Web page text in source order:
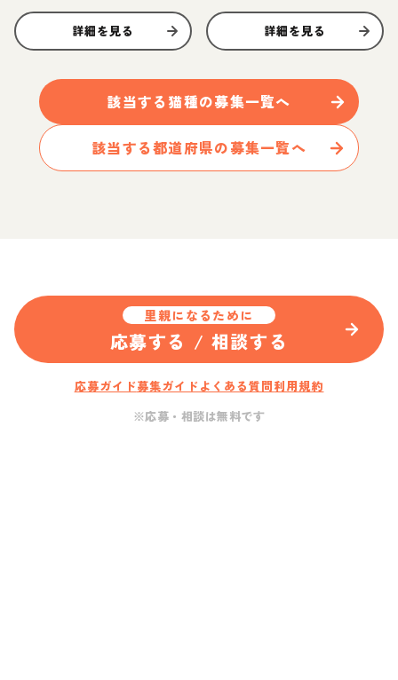
詳細を見る 詳細を見る
該当する 猫種の募集一覧へ
該当する都道府県の募集一覧へ
里親になるために
応募する / 相談する
応募ガイド募集ガイド よくある質問利用規約
※応募・相談は無料です